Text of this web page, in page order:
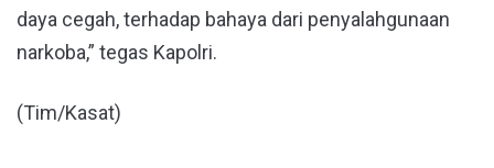
daya cegah, terhadap bahaya dari penyalahgunaan
narkoba,” tegas Kapolri.
(Tim/Kasat)